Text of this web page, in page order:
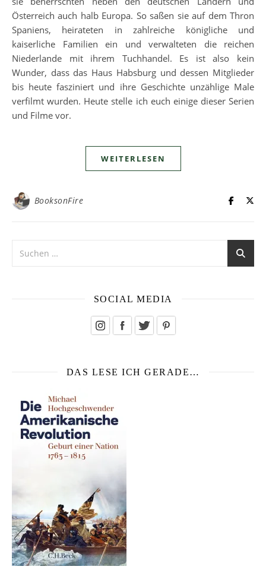
Österreich auch halb Europa. So saßen sie auf dem Thron
Spaniens, heirateten in zahlreiche königliche und
kaiserliche Familien ein und verwalteten die reichen
Niederlande mit ihrem Tuchhandel. Es ist also kein
Wunder, dass das Haus Habsburg und dessen Mitglieder
bis heute fasziniert und ihre Geschichte unzählige Male
verfilmt wurden. Heute stelle ich euch einige dieser Serien
und Filme vor.
WEITERLESEN
BooksonFire
SOCIAL MEDIA
DAS LESE ICH GERADE…